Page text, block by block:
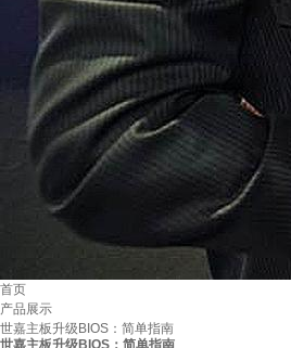
首页
产品展示
世嘉主板升级BIOS：简单指南
世嘉主板升级BIOS：简单指南